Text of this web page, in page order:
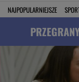
NAJPOPULARNIEJSZE